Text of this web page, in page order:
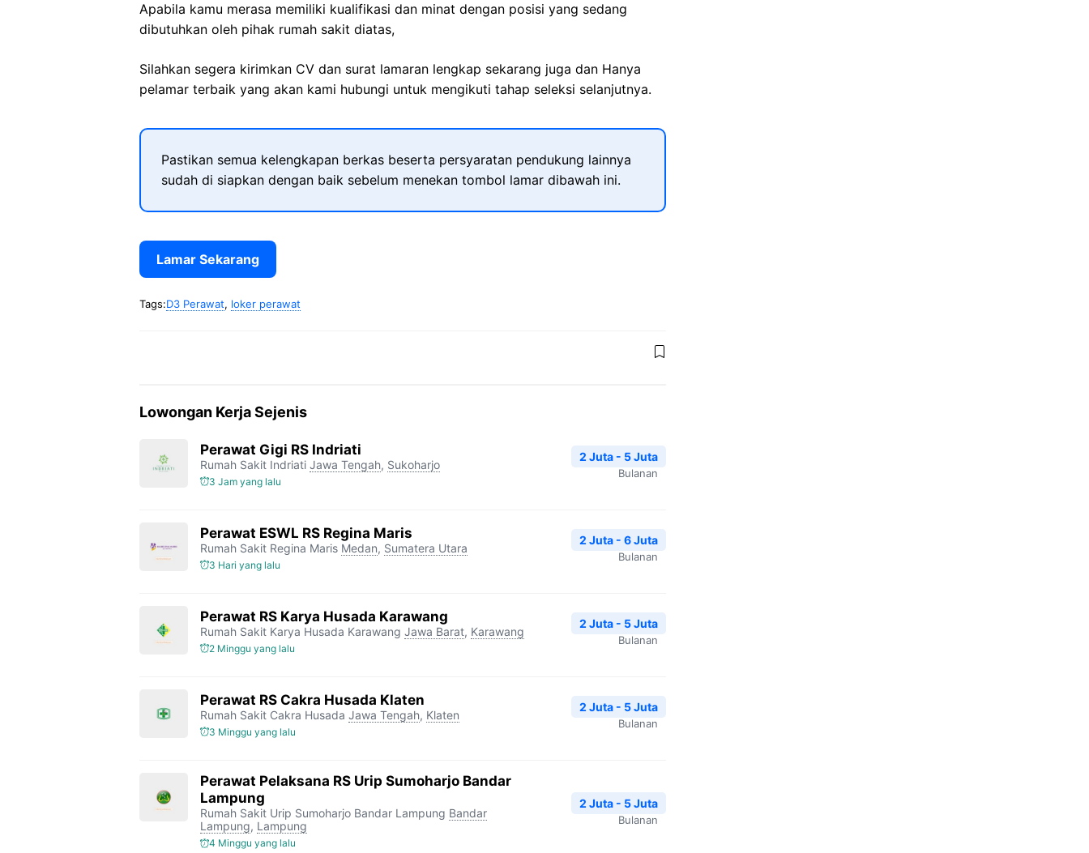
Apabila kamu merasa memiliki kualifikasi dan minat dengan posisi yang sedang
dibutuhkan oleh pihak rumah sakit diatas,
Silahkan segera kirimkan CV dan surat lamaran lengkap sekarang juga dan Hanya
pelamar terbaik yang akan kami hubungi untuk mengikuti tahap seleksi selanjutnya.
Pastikan semua kelengkapan berkas beserta persyaratan pendukung lainnya
sudah di siapkan dengan baik sebelum menekan tombol lamar dibawah ini.
Lamar Sekarang
Tags:D3 Perawat, loker perawat
Lowongan Kerja Sejenis
Perawat Gigi RS Indriati
Rumah Sakit Indriati Jawa Tengah, Sukoharjo
3 Jam yang lalu
2 Juta - 5 Juta
Bulanan
Perawat ESWL RS Regina Maris
Rumah Sakit Regina Maris Medan, Sumatera Utara
3 Hari yang lalu
2 Juta - 6 Juta
Bulanan
Perawat RS Karya Husada Karawang
Rumah Sakit Karya Husada Karawang Jawa Barat, Karawang
2 Minggu yang lalu
2 Juta - 5 Juta
Bulanan
Perawat RS Cakra Husada Klaten
Rumah Sakit Cakra Husada Jawa Tengah, Klaten
3 Minggu yang lalu
2 Juta - 5 Juta
Bulanan
Perawat Pelaksana RS Urip Sumoharjo Bandar
Lampung
Rumah Sakit Urip Sumoharjo Bandar Lampung Bandar
Lampung, Lampung
4 Minggu yang lalu
2 Juta - 5 Juta
Bulanan